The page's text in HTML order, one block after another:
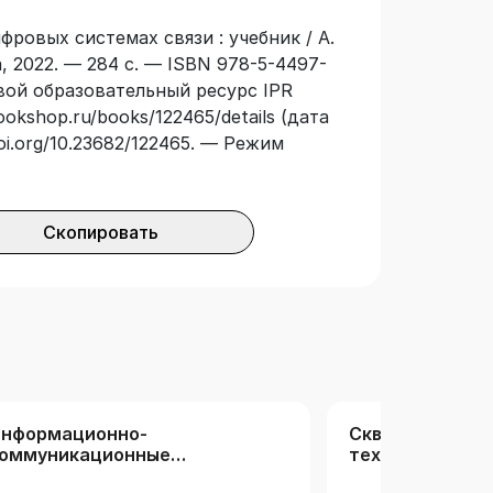
высшего образования.
группы специальностей и
радиотехника и системы
и устройства цифровой
«Системы радиосвязи», а также
радиодоступа», «Теория и
системах связи : учебник / А.
— 284 с. — ISBN 978-5-4497-
образовательный ресурс IPR
books/122465/details (дата
10.23682/122465. — Режим
Скопировать
Сквозные
технологии